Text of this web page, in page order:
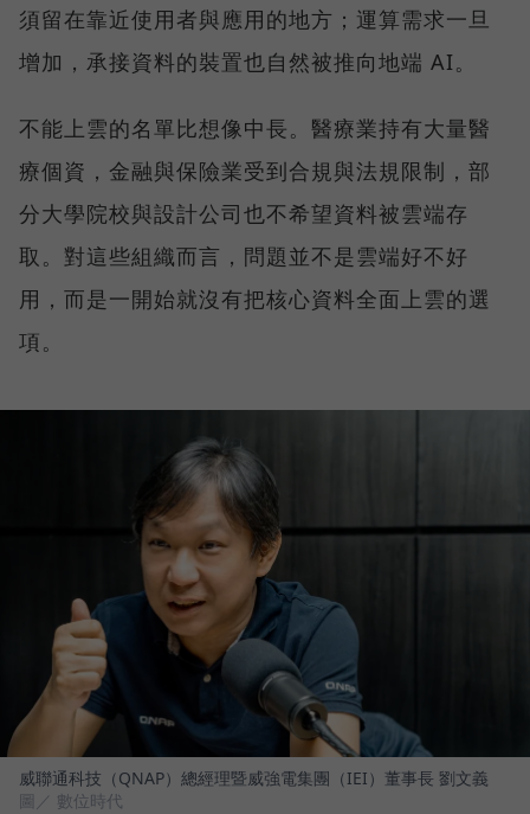
須留在靠近使用者與應用的地方；運算需求一旦
增加，承接資料的裝置也自然被推向地端 AI。
不能上雲的名單比想像中長。醫療業持有大量醫
療個資，金融與保險業受到合規與法規限制，部
分大學院校與設計公司也不希望資料被雲端存
取。對這些組織而言，問題並不是雲端好不好
用，而是一開始就沒有把核心資料全面上雲的選
項。
威聯通科技（QNAP）總經理暨威強電集團（IEI）董事長 劉文義
圖／ 數位時代